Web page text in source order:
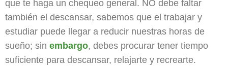
que te haga un chequeo general. NO debe faltar
también el descansar, sabemos que el trabajar y
estudiar puede llegar a reducir nuestras horas de
sueño; sin embargo, debes procurar tener tiempo
suficiente para descansar, relajarte y recrearte.